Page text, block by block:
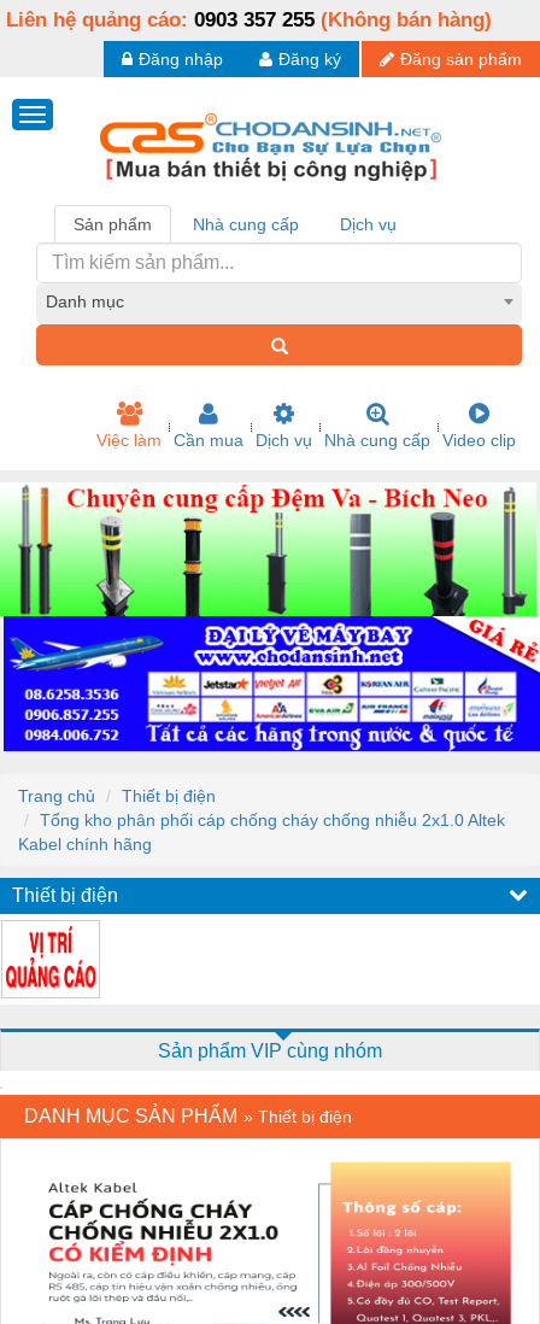
Liên hệ quảng cáo: 0903 357 255 (Không bán hàng)
Đăng sản phẩm
Đăng ký
Đăng nhập
Sản phẩm Nhà cung cấp Dịch vụ
Danh mục
Việc làm Cần mua Dịch vụ Nhà cung cấp Video clip
Trang chủ
Thiết bị điện
Tổng kho phân phối cáp chống cháy chống nhiễu 2x1.0 Altek
Kabel chính hãng
Thiết bị điện
Sản phẩm VIP cùng nhóm
DANH MỤC SẢN PHẨM » Thiết bị điện